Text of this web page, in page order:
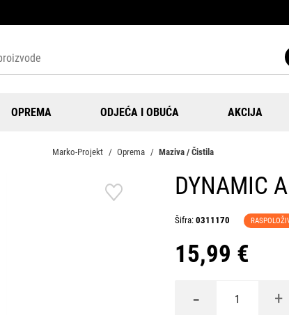
OPREMA ODJEĆA I OBUĆA AKCIJA
Marko-Projekt Oprema Maziva / Čistila
DYNAMIC
Šifra: 0311170
15,99 €
- +